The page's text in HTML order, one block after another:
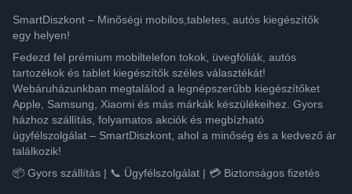
SmartDiszkont – Minőségi mobilos,tabletes, autós kiegészítők
egy helyen!
Fedezd fel prémium mobiltelefon tokok, üvegfóliák, autós
tartozékok és tablet kiegészítők széles választékát!
Webáruházunkban megtalálod a legnépszerűbb kiegészítőket
Apple, Samsung, Xiaomi és más márkák készülékeihez. Gyors
házhoz szállítás, folyamatos akciók és megbízható
ügyfélszolgálat – SmartDiszkont, ahol a minőség és a kedvező ár
találkozik!
📦 Gyors szállítás | 📞 Ügyfélszolgálat | 💳 Biztonságos fizetés